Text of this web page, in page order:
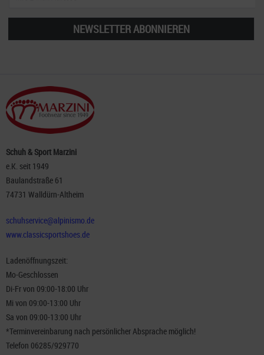
NEWSLETTER ABONNIEREN
Schuh & Sport Marzini
e.K. seit 1949
Baulandstraße 61
74731 Walldürn-Altheim
schuhservice@alpinismo.de
www.classicsportshoes.de
Ladenöffnungszeit:
Mo-Geschlossen
Di-Fr von 09:00-18:00 Uhr
Mi von 09:00-13:00 Uhr
Sa von 09:00-13:00 Uhr
*Terminvereinbarung nach persönlicher Absprache möglich!
Telefon 06285/929770